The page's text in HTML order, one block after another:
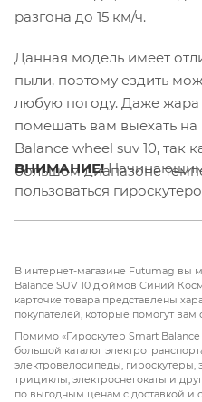
разгона до 15 км/ч.
Данная модель имеет
пыли, поэтому ездить
любую погоду. Даже
помешать вам выехать на
Balance wheel suv 10, так
большом диапазоне
ВНИМАНИЕ!
пользоваться
В интернет-магазине Futumag вы
Balance SUV 10 дюймов Синий
карточке товара представлены
покупателей, которые помогут
Помимо «Гироскутер Smart
большой каталог
электровелосипеды, гироскутеры,
трициклы, электроснегокаты и
по выгодным ценам с доставкой и